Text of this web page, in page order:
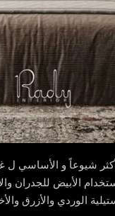
شيوعاً و
الأبيض للجدران
الوردي والأزرق